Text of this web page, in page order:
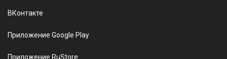
ВКонтакте
Приложение Google Play
Приложение RuStore